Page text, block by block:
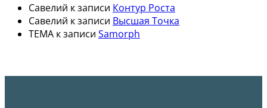
Савелий к записи Контур Роста
Савелий к записи Высшая Точка
TEMA к записи Samorph